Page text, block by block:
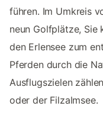
führen. Im Umkreis
neun Golfplätze, Sie
den Erlensee zum
Pferden durch die
Ausflugszielen
oder der Filzalmsee.